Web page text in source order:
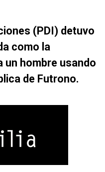
(PDI) detuvo
como la
un hombre usando
de Futrono.